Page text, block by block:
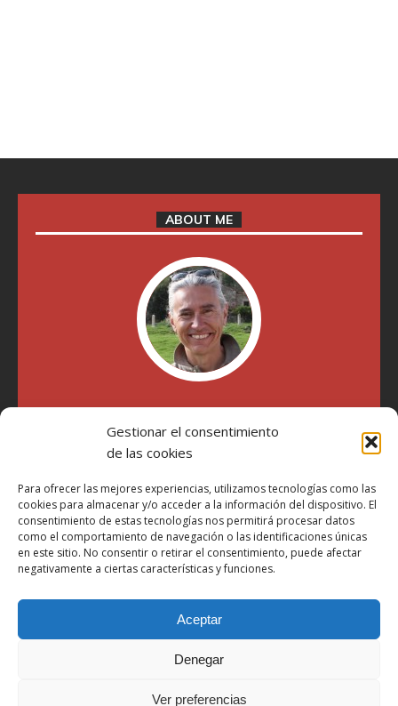
Gestionar el consentimiento
de las cookies
Para ofrecer las mejores experiencias, utilizamos tecnologías como las
cookies para almacenar y/o acceder a la información del dispositivo. El
consentimiento de estas tecnologías nos permitirá procesar datos
como el comportamiento de navegación o las identificaciones únicas
en este sitio. No consentir o retirar el consentimiento, puede afectar
negativamente a ciertas características y funciones.
Aceptar
Denegar
Ver preferencias
ABOUT ME
"Soy Manel Hospido, nací en Valencia en 1969 y desde el
año 2007 he escrito sobre motos en distintos medios.
Millatrece.com es una apuesta por escribir sobre lo que me
participa"
Aviso Legal
Política de Privacidad
Más Información sobre Cookies